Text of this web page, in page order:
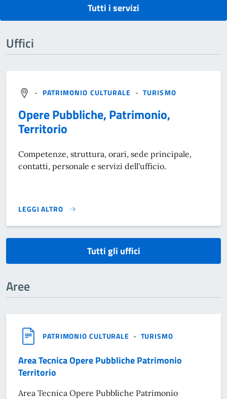
Tutti i servizi
Uffici
- PATRIMONIO CULTURALE -TURISMO
Opere Pubbliche, Patrimonio,
Territorio
Competenze, struttura, orari, sede principale,
contatti, personale e servizi dell'ufficio.
LEGGI ALTRO
}
Tutti gli uffici
Aree
PATRIMONIO CULTURALE - TURISMO
Area Tecnica Opere Pubbliche Patrimonio
Territorio
Area Tecnica Opere Pubbliche Patrimonio